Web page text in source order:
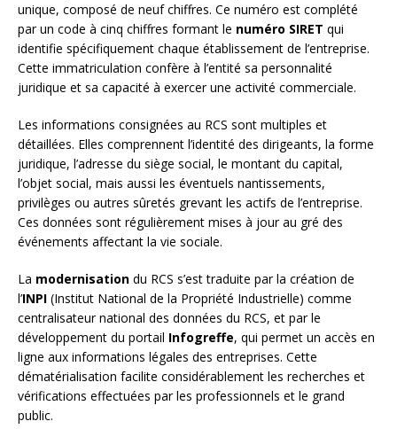
unique, composé de neuf chiffres. Ce numéro est complété
par un code à cinq chiffres formant le numéro SIRET qui
identifie spécifiquement chaque établissement de l’entreprise.
Cette immatriculation confère à l’entité sa personnalité
juridique et sa capacité à exercer une activité commerciale.
Les informations consignées au RCS sont multiples et
détaillées. Elles comprennent l’identité des dirigeants, la forme
juridique, l’adresse du siège social, le montant du capital,
l’objet social, mais aussi les éventuels nantissements,
privilèges ou autres sûretés grevant les actifs de l’entreprise.
Ces données sont régulièrement mises à jour au gré des
événements affectant la vie sociale.
La modernisation du RCS s’est traduite par la création de
l’INPI (Institut National de la Propriété Industrielle) comme
centralisateur national des données du RCS, et par le
développement du portail Infogreffe, qui permet un accès en
ligne aux informations légales des entreprises. Cette
dématérialisation facilite considérablement les recherches et
vérifications effectuées par les professionnels et le grand
public.